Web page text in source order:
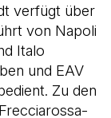
verfügt über
von Napoli
Italo
und EAV
Zu den